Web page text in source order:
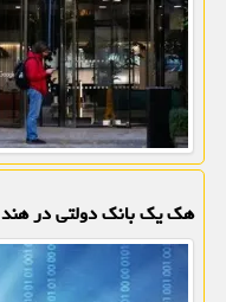
هک یک بانک دولتی در هند